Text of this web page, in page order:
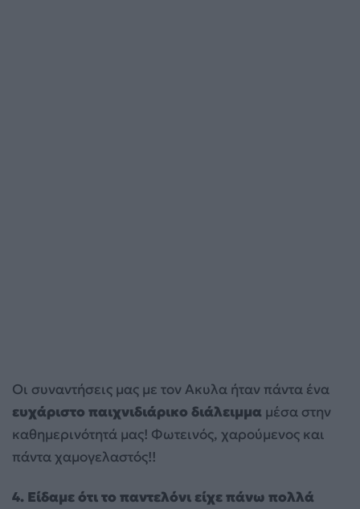
Οι συναντήσεις μας με τον Ακυλα ήταν πάντα ένα
ευχάριστο παιχνιδιάρικο διάλειμμα μέσα στην
καθημερινότητά μας! Φωτεινός, χαρούμενος και
πάντα χαμογελαστός!!
4. Είδαμε ότι το παντελόνι είχε πάνω πολλά